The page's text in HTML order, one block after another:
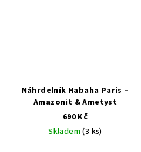
Náhrdelník Habaha Paris –
Amazonit & Ametyst
690 Kč
Skladem(3 ks)